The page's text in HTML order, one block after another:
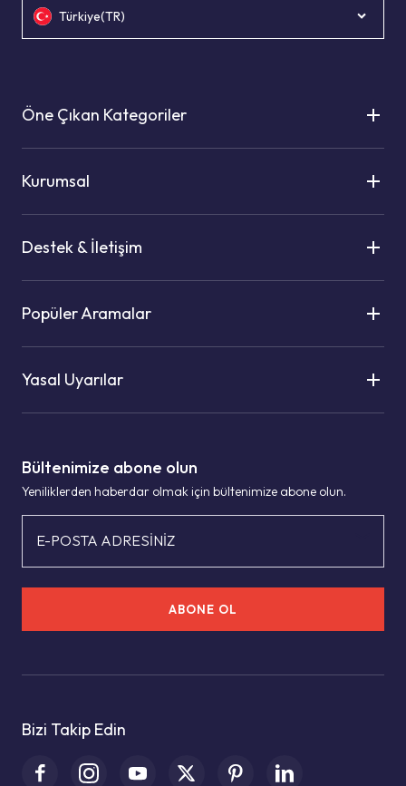
Bültenimize abone olun
Yeniliklerden haberdar olmak için bültenimize abone olun.
E-POSTA ADRESİNİZ
ABONE OL
Bizi Takip Edin
Türkiye(TR)
Öne Çıkan Kategoriler
Kurumsal
Destek & İletişim
Popüler Aramalar
Yasal Uyarılar